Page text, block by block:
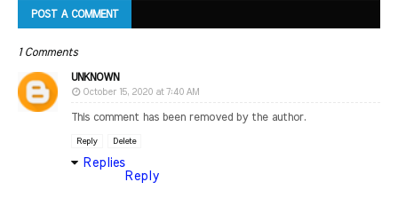
POST A COMMENT
1 Comments
UNKNOWN
October 15, 2020 at 7:40 AM
This comment has been removed by the author.
Reply Delete
Replies
Reply